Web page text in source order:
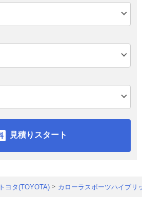
見積りスタート
トヨタ(TOYOTA) カローラスポーツハイブリ